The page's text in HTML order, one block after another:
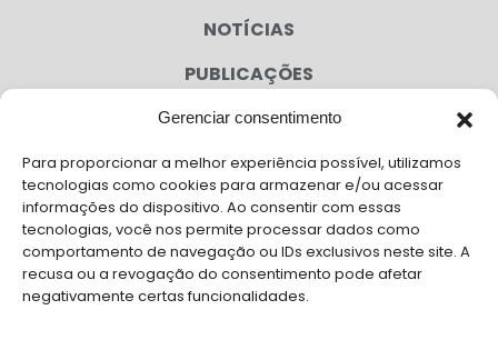
Gerenciar consentimento
Para proporcionar a melhor experiência possível, utilizamos
tecnologias como cookies para armazenar e/ou acessar
informações do dispositivo. Ao consentir com essas
tecnologias, você nos permite processar dados como
comportamento de navegação ou IDs exclusivos neste site. A
recusa ou a revogação do consentimento pode afetar
negativamente certas funcionalidades.
NOTÍCIAS
PUBLICAÇÕES
CONGRESSO
AGENDA
CAMPANHAS
SERVIÇOS
FILIADAS